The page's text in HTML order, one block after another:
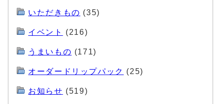
いただきもの (35)
イベント (216)
うまいもの (171)
オーダードリップパック (25)
お知らせ (519)